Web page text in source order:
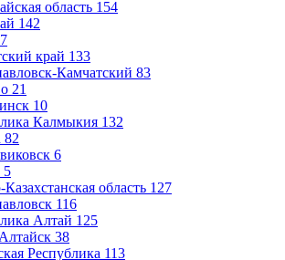
область 154
142
7
край 133
Камчатский 83
21
10
Калмыкия 132
82
6
5
область 127
116
Алтай 125
38
Республика 113